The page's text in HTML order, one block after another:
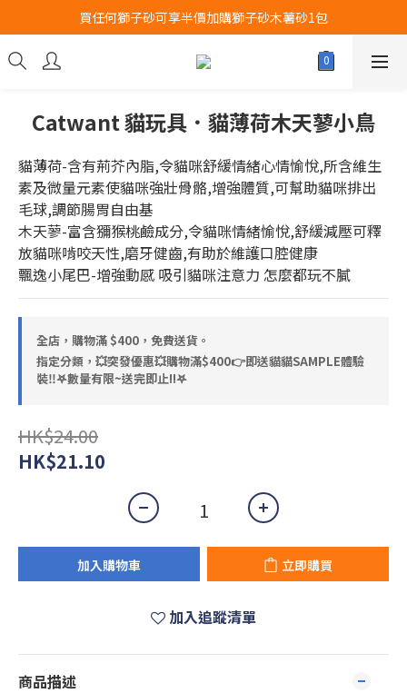
Airbuggy 全線現貨8折！立即點擊火速搶購
買任何獅子砂可享半價加購獅子砂木薯砂1包
Airbuggy 全線現貨8折！立即點擊火速搶購
Catwant 貓玩具．貓薄荷木天蓼小鳥
貓薄荷-含有荊芥內脂,令貓咪舒緩情緒心情愉悅,所含維生
素及微量元素使貓咪強壯骨骼,增強體質,可幫助貓咪排出
毛球,調節腸胃自由基
木天蓼-富含獼猴桃鹼成分,令貓咪情緒愉悅,舒緩減壓可釋
放貓咪啃咬天性,磨牙健齒,有助於維護口腔健康
飄逸小尾巴-增強動感 吸引貓咪注意力 怎麼都玩不膩
全店，購物滿 $400，免費送貨。
指定分類，💥突發優惠💥購物滿$400👉即送貓貓SAMPLE體驗
裝‼️𖤐數量有限~送完即止!!𖤐
HK$24.00
HK$21.10
加入購物車 立即購買
加入追蹤清單
商品描述